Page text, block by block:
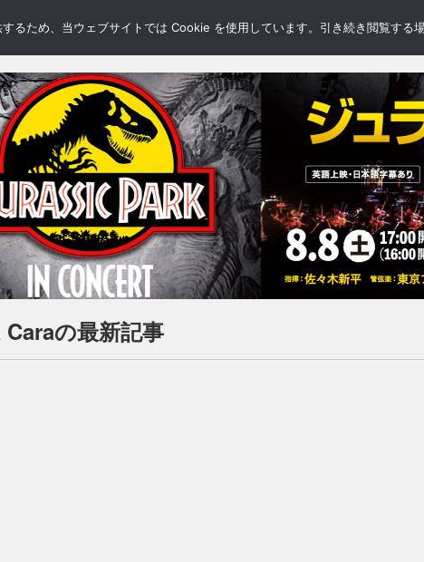
NEWS REVIEWS GALLERY BLOGS FEATURE
の最新記事
るため、当ウェブサイトでは Cookie を使用しています。引き続き閲覧する